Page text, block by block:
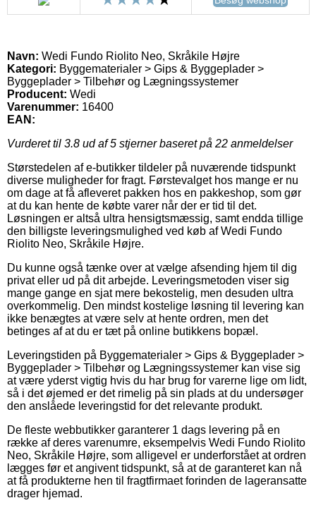
Navn: Wedi Fundo Riolito Neo, Skråkile Højre
Kategori: Byggematerialer > Gips & Byggeplader >
Byggeplader > Tilbehør og Lægningssystemer
Producent: Wedi
Varenummer: 16400
EAN:
Vurderet til 3.8 ud af 5 stjerner baseret på 22 anmeldelser
Størstedelen af e-butikker tildeler på nuværende tidspunkt
diverse muligheder for fragt. Førstevalget hos mange er nu
om dage at få afleveret pakken hos en pakkeshop, som gør
at du kan hente de købte varer når der er tid til det.
Løsningen er altså ultra hensigtsmæssig, samt endda tillige
den billigste leveringsmulighed ved køb af Wedi Fundo
Riolito Neo, Skråkile Højre.
Du kunne også tænke over at vælge afsending hjem til dig
privat eller ud på dit arbejde. Leveringsmetoden viser sig
mange gange en sjat mere bekostelig, men desuden ultra
overkommelig. Den mindst kostelige løsning til levering kan
ikke benægtes at være selv at hente ordren, men det
betinges af at du er tæt på online butikkens bopæl.
Leveringstiden på Byggematerialer > Gips & Byggeplader >
Byggeplader > Tilbehør og Lægningssystemer kan vise sig
at være yderst vigtig hvis du har brug for varerne lige om lidt,
så i det øjemed er det rimelig på sin plads at du undersøger
den anslåede leveringstid for det relevante produkt.
De fleste webbutikker garanterer 1 dags levering på en
række af deres varenumre, eksempelvis Wedi Fundo Riolito
Neo, Skråkile Højre, som alligevel er underforstået at ordren
lægges før et angivent tidspunkt, så at de garanteret kan nå
at få produkterne hen til fragtfirmaet forinden de lageransatte
drager hjemad.